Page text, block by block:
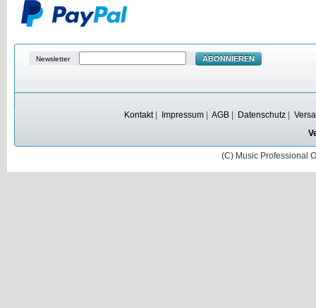
Newsletter ABONNIEREN
Kontakt| Impressum AGB Datenschutz
(C) Music Professional